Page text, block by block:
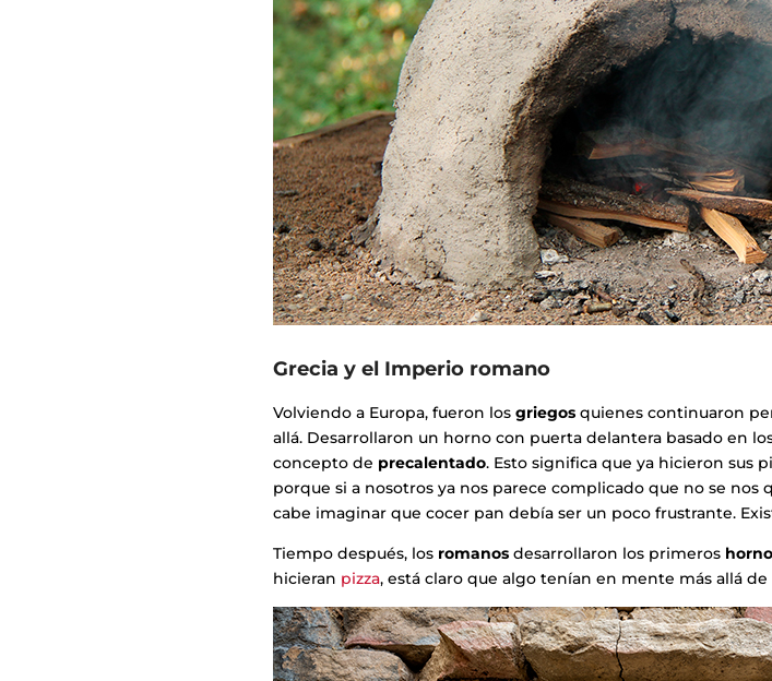
Grecia y el Imperio romano
Volviendo a Europa, fueron losgriegos quienes continuaron
allá. Desarrollaron un horno con puerta delantera basado en
concepto de precalentado. Esto significa que ya hicieron sus
porque si a nosotros ya nos parece complicado que no se
cabe imaginar que cocer pan debía ser un poco frustrante.
Tiempo después, los romanos desarrollaron los primeros
hicieran pizza, está claro que algo tenían en mente más allá